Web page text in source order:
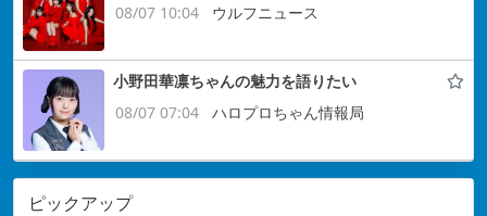
08/07 10:04
ウルフニュース
小野田華凛ちゃんの魅力を語りたい
08/07 07:04
ハロプロちゃん情報局
ピックアップ